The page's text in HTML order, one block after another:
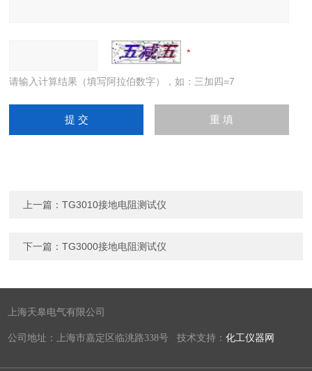
请输入计算结果（填写阿拉伯数字），如：三加四=7
上一篇：TG3010接地电阻测试仪
下一篇：TG3000接地电阻测试仪
上海天皋电气有限公司
公司地址：上海市嘉定区临洮路338号 技术支持：化工仪器网